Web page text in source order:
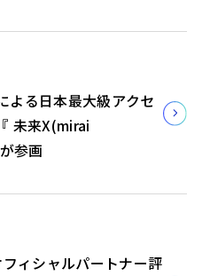
よる日本最大級アクセ
未来X(mirai
参画
ィシャルパートナー評